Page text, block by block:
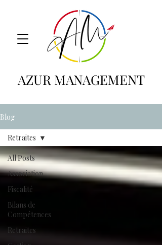
AZUR MANAGEMENT
Blog
All Posts
Association
Fiscalité
Bilans de
Compétences
Retraites
Retraites